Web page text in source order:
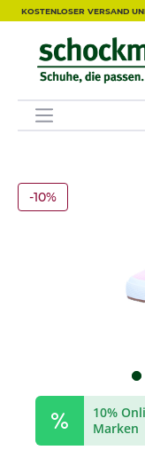
KOSTENLOSER VERSAND
-10%
10%
Marken